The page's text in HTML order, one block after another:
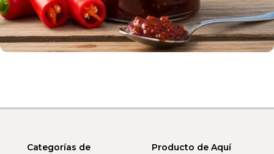
Categorías de
Producto de Aquí